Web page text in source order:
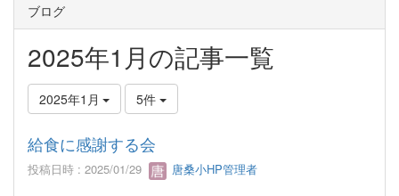
ブログ
2025年1月の記事一覧
2025年1月 5件
給食に感謝する会
投稿日時 : 2025/01/29 唐桑小HP管理者